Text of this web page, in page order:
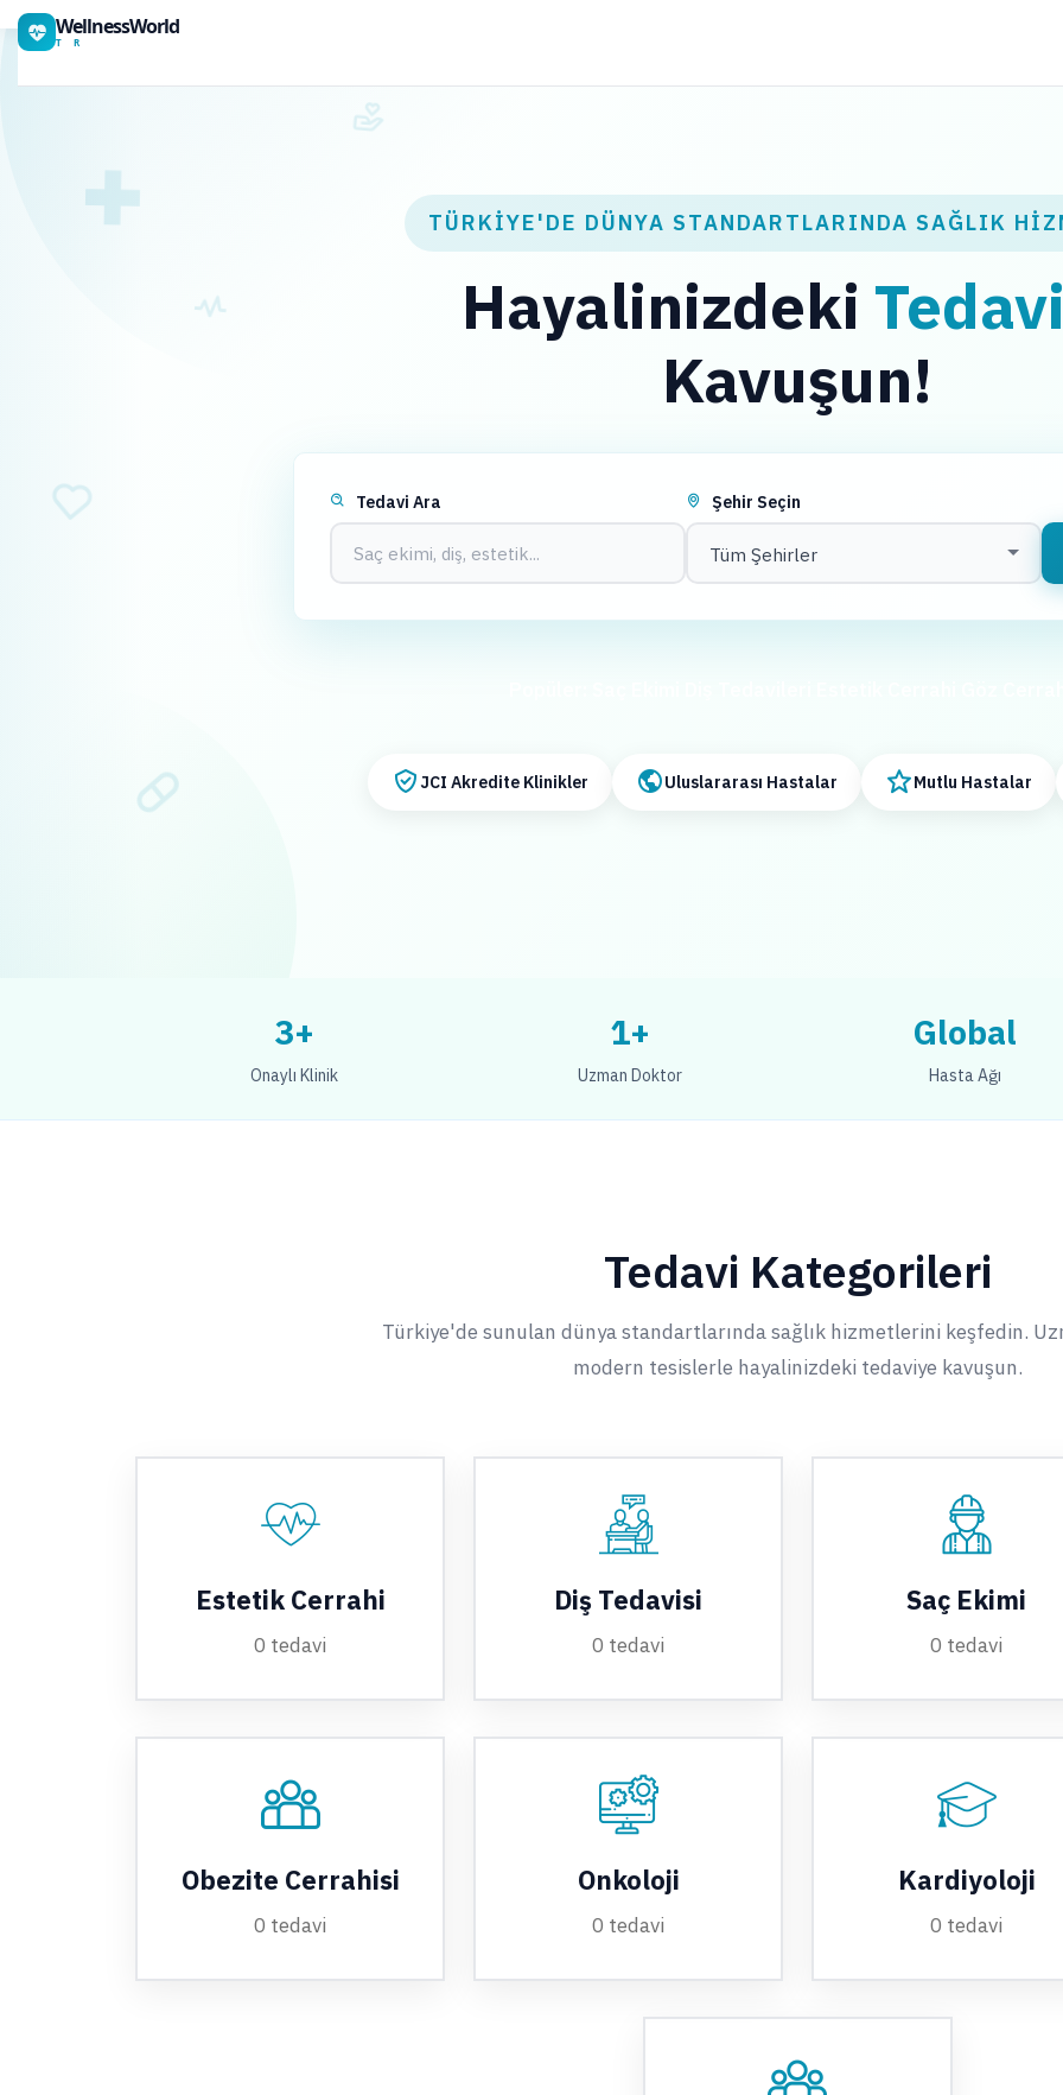
WellnessWorld
T R
TÜRKIYE'DE DÜNYA STANDARTLARINDA SAĞLIK
Hayalinizdeki
Kavuşun!
Tedavi Ara Şehir Seçin
JCI Akredite Klinikler Uluslararası Hastalar Mutlu Hastalar
3+
Onaylı Klinik
1+
Uzman Doktor
Global
Hasta Ağı
Tedavi Kategorileri
Türkiye'de sunulan dünya standartlarında sağlık hizmetlerini keşfedin.
modern tesislerle hayalinizdeki tedaviye kavuşun.
Estetik Cerrahi
0 tedavi
Diş Tedavisi
0 tedavi
Saç Ekimi
0 tedavi
Obezite Cerrahisi
0 tedavi
Onkoloji
0 tedavi
Kardiyoloji
0 tedavi